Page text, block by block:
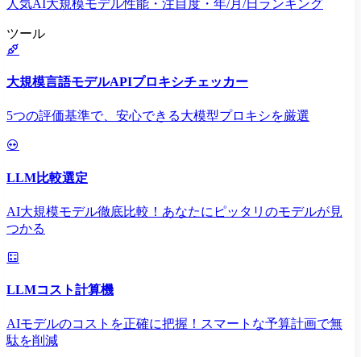
人気AI大規模モデル性能・注目度・年/月/日ランキング
ツール
大規模言語モデルAPIプロキシチェッカー
5つの評価基準で、安心できる大模型プロキシを厳選
LLM比較選定
AI大規模モデル徹底比較！あなたにピッタリのモデルが見
つかる
LLMコスト計算機
AIモデルのコストを正確に把握！スマートな予算計画で無
駄を削減